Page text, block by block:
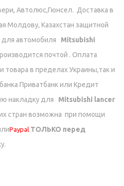
Автолюс,Гюнсел. Доставка в
Молдову, Казахстан защитной
для автомобиля
Mitsubishi
почтой . Оплата
товара в пределах Украины,так и
Приватбанк или Кредит
накладку для Mitsubishi lancer
стран возможна при помощи
Paypal ТОЛЬКО перед